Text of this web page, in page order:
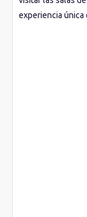
experiencia única